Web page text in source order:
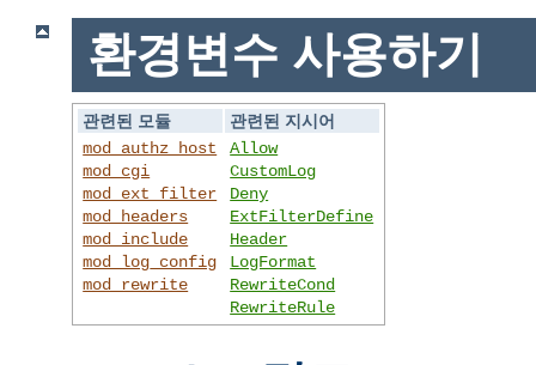
환경변수 사용하기
관련된 모듈
관련된 지시어
mod_authz_host
mod_cgi
mod_ext_filter
mod_headers
mod_include
mod_log_config
mod_rewrite
Allow
CustomLog
Deny
ExtFilterDefine
Header
LogFormat
RewriteCond
RewriteRule